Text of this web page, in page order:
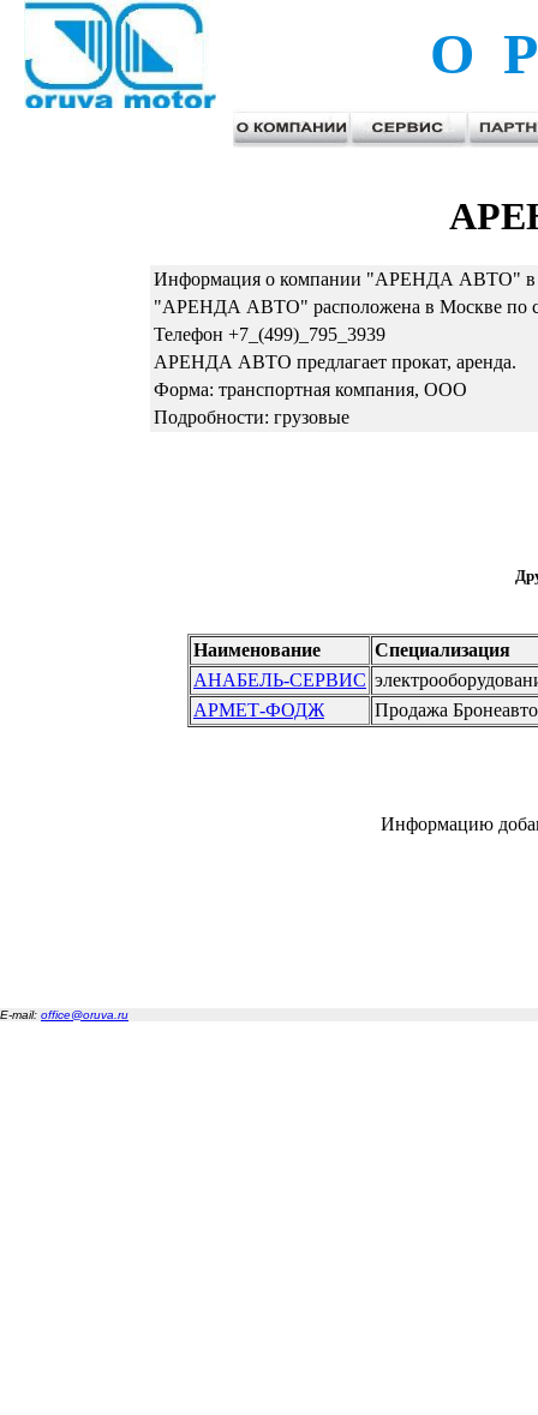
О
Информация о компании "АРЕНДА АВТО" в
"АРЕНДА АВТО" расположена в Москве по
Телефон +7_(499)_795_3939
АРЕНДА АВТО предлагает прокат, аренда.
Форма: транспортная компания, ООО
Подробности: грузовые
Наименование
Специализация
АНАБЕЛЬ-СЕРВИС
АРМЕТ-ФОДЖ
Продажа
Информацию
E-mail: office@oruva.ru